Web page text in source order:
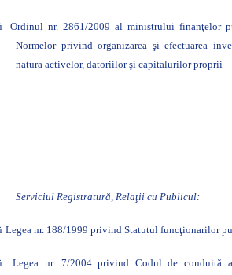
Ordinul nr. 2861/2009 al ministrului finanţelor
Normelor privind organizarea şi efectuarea
natura activelor, datoriilor şi capitalurilor proprii
Serviciul Registratură, Relaţii cu Publicul:
Legea nr. 188/1999 privind Statutul funcţionarilor
Legea nr. 7/2004 privind Codul de conduită